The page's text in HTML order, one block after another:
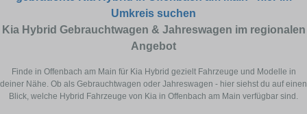
Umkreis suchen
Kia Hybrid Gebrauchtwagen & Jahreswagen im regionalen
Angebot
Finde in Offenbach am Main für Kia Hybrid gezielt Fahrzeuge und Modelle in
deiner Nähe. Ob als Gebrauchtwagen oder Jahreswagen - hier siehst du auf einen
Blick, welche Hybrid Fahrzeuge von Kia in Offenbach am Main verfügbar sind.